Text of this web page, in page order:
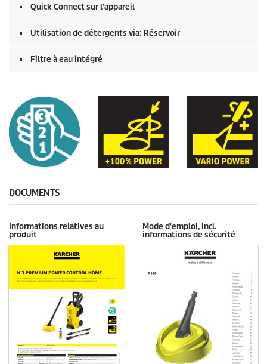
Quick Connectsur l'appareil
Utilisation de détergents via: Réservoir
Filtre à eau intégré
DOCUMENTS
Informations relatives au
produit
Mode d'emploi, incl.
informations de sécurité